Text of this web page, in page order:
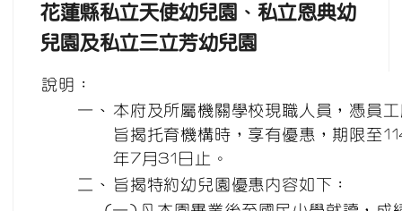
花蓮縣私立天使幼兒園、私立恩典幼
兒園及私立三立芳幼兒園
說明：
一、 本府及所屬機關學校現職人員，憑員
旨揭托育機構時，享有優惠，期限至
年7月31日止。
二、
旨揭特約幼兒園優惠內容如下：